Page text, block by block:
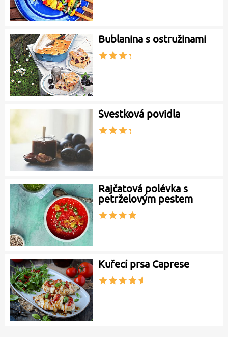
Bublanina s ostružinami
Švestková povidla
Rajčatová polévka s
petrželovým pestem
Kuřecí prsa Caprese